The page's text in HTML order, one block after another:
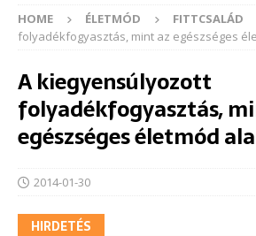
HOME ÉLETMÓD FITTCSALÁD
folyadékfogyasztás, mint az egészséges
A kiegyensúlyozott
folyadékfogyasztás,
egészséges életmód
2014-01-30
HIRDETÉS